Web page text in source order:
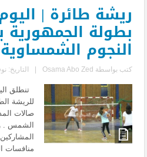
ريشة طائرة |
بطولة الجمهورية
النجوم الشمساوية
كتب بواسطة Osama Abo Zed التاريخ: نوفمبر
تنطلق
صالات
الشمس .
منافسات